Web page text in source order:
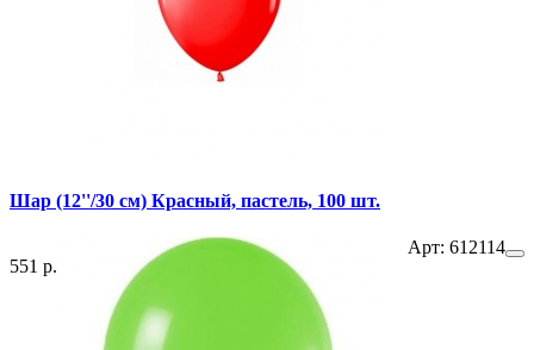
Шар (12''/30 см) Красный, пастель, 100 шт.
551 р.
Арт: 612114